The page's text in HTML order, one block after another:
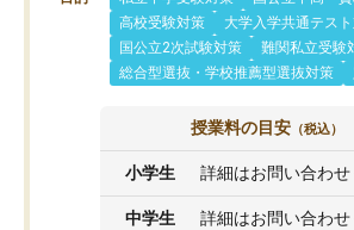
高校受験対策
大学入学共通テス
国公立2次試験対策
難関私立受験
総合型選抜・学校推薦型選抜対策
授業料の目安 （税込）
小学生 詳細はお問い合わ
中学生 詳細はお問い合わ